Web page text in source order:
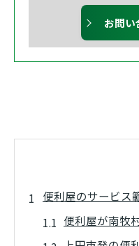
お問い
便利屋のサービス
便利屋が南牧